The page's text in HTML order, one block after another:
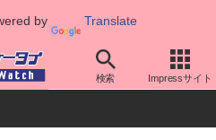
by Translate
検索 Impressサイト
天 料金プラン・割引